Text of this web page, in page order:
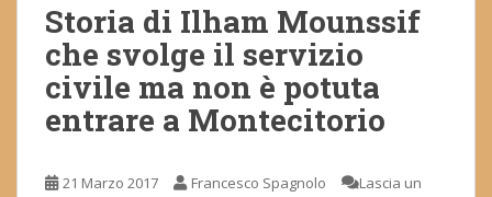
Storia di Ilham Mounssif
che svolge il servizio
civile ma non è potuta
entrare a Montecitorio
21 Marzo 2017 Francesco Spagnolo
Lascia un